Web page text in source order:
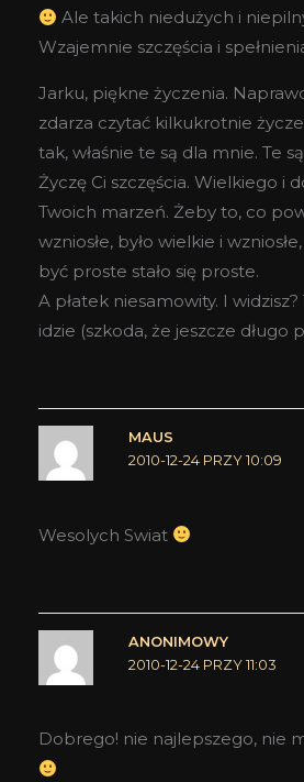
Ale takich niedużych i
Wzajemnie szczęścia i
Jarku, piękne życzenia.
zdarza czytać kilkukrotnie
tak, właśnie te są dla mnie. Te
Życzę Ci szczęścia. Wielkiego i
Twoich marzeń. Żeby to, co
wzniosłe, było wielkie i
być proste stało się proste.
A płatek niesamowity. I
idzie (szkoda, że jeszcze długo
MAUS
2010-12-24 PRZY 10:09
Wesolych Swiat
ANONIMOWY
2010-12-24 PRZY 11:03
Dobrego! nie najlepszego, nie